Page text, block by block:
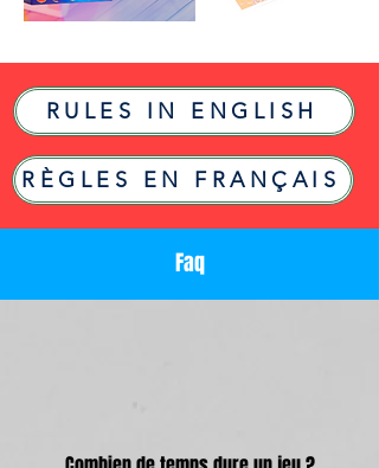
RULES IN ENGLISH
RÈGLES EN FRANÇAIS
Faq